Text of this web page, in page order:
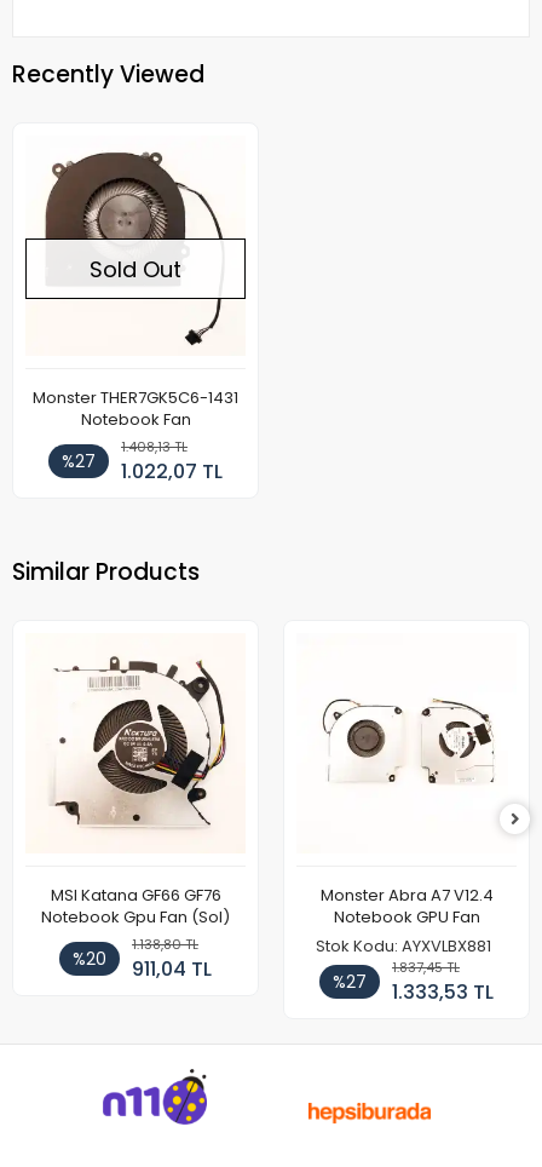
Recently Viewed
Sold Out
Monster THER7GK5C6-1431
Notebook Fan
%27
1.408,13 TL
1.022,07 TL
Similar Products
MSI Katana GF66 GF76
Notebook Gpu Fan (Sol)
%20
1.138,80 TL
911,04 TL
Monster Abra A7 V12.4
Notebook GPU Fan
Stok Kodu: AYXVLBX881
%27
1.837,45 TL
1.333,53 TL